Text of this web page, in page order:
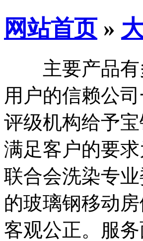
网站首页»
主要产品有
用户的信赖公
评级机构给予
满足客户的要
联合会洗染专
的玻璃钢移动
客观公正。服